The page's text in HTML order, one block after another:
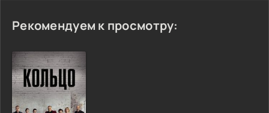
Рекомендуем к просмотру: